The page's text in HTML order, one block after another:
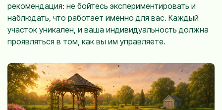
рекомендация: не бойтесь экспериментировать и
наблюдать, что работает именно для вас. Каждый
участок уникален, и ваша индивидуальность должна
проявляться в том, как вы им управляете.